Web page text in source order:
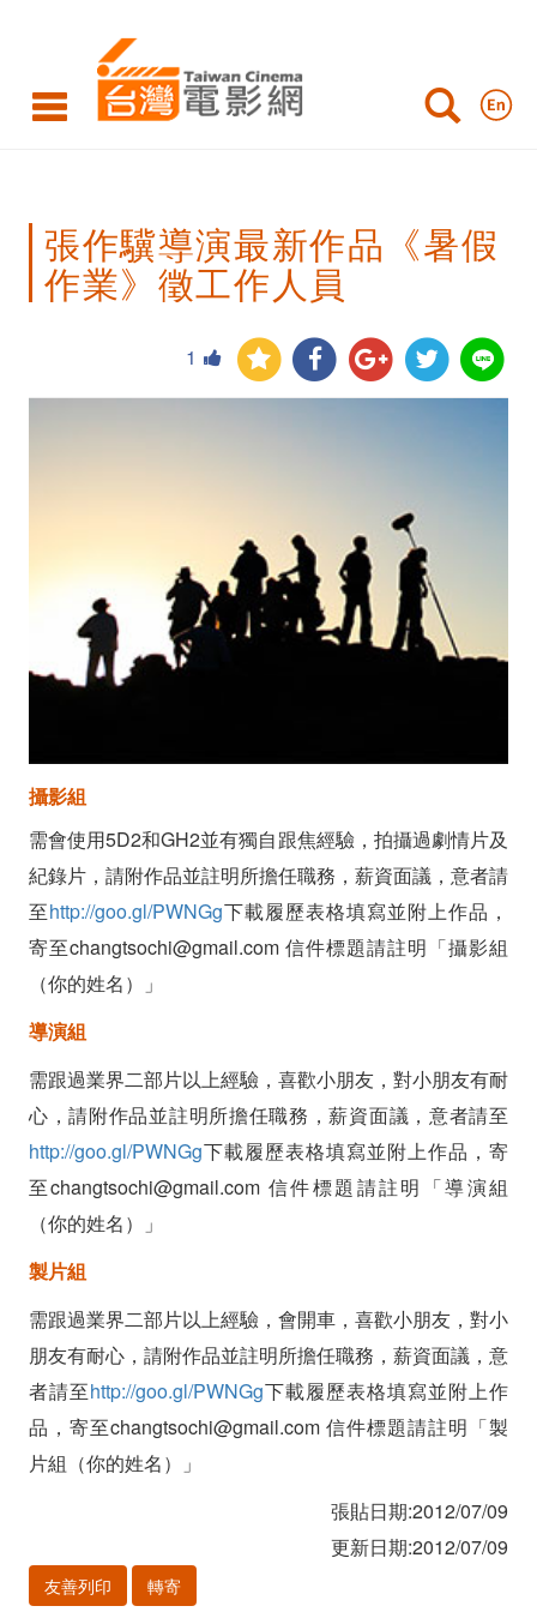
驥
演
新
品
《暑
業》
工
人
員
張作驥導演最新作品《暑假
作業》徵工作人員
1
攝影組
需會使用5D2和GH2並有獨自跟焦經驗，拍攝過劇情片及
紀錄片，請附作品並註明所擔任職務，薪資面議，意者請
至http://goo.gl/PWNGg下載履歷表格填寫並附上作品，
寄至changtsochi@gmail.com 信件標題請註明「攝影組
（你的姓名）」
導演組
需跟過業界二部片以上經驗，喜歡小朋友，對小朋友有耐
心，請附作品並註明所擔任職務，薪資面議，意者請至
http://goo.gl/PWNGg下載履歷表格填寫並附上作品，寄
至changtsochi@gmail.com 信件標題請註明「導演組
（你的姓名）」
製片組
需跟過業界二部片以上經驗，會開車，喜歡小朋友，對小
朋友有耐心，請附作品並註明所擔任職務，薪資面議，意
者請至http://goo.gl/PWNGg下載履歷表格填寫並附上作
品，寄至changtsochi@gmail.com 信件標題請註明「製
片組（你的姓名）」
張貼日期:2012/07/09
更新日期:2012/07/09
友善列印 轉寄